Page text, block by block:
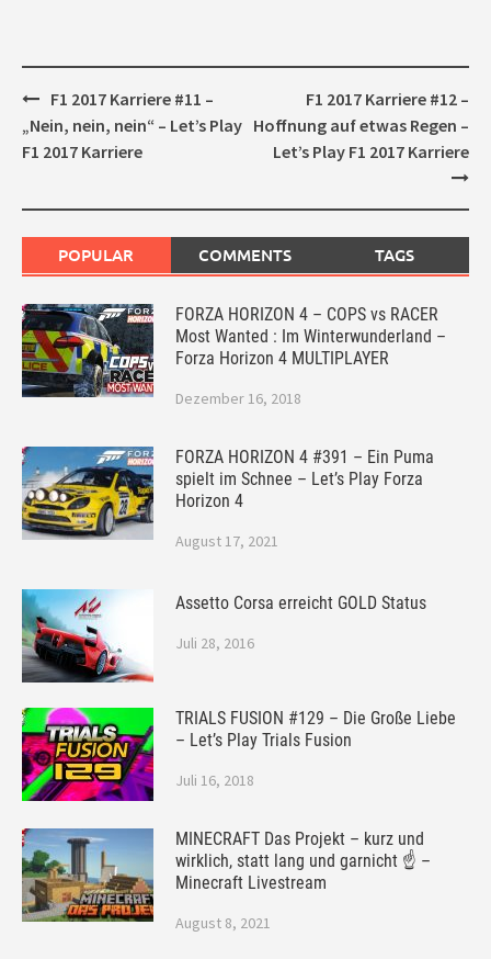
Post
navigation
F1 2017 Karriere #11 –
„Nein, nein, nein“ – Let’s Play
F1 2017 Karriere
F1 2017 Karriere #12 –
Hoffnung auf etwas Regen –
Let’s Play F1 2017 Karriere
POPULAR COMMENTS TAGS
FORZA HORIZON 4 – COPS vs RACER
Most Wanted : Im Winterwunderland –
Forza Horizon 4 MULTIPLAYER
Dezember 16, 2018
FORZA HORIZON 4 #391 – Ein Puma
spielt im Schnee – Let’s Play Forza
Horizon 4
August 17, 2021
Assetto Corsa erreicht GOLD Status
Juli 28, 2016
TRIALS FUSION #129 – Die Große Liebe
– Let’s Play Trials Fusion
Juli 16, 2018
MINECRAFT Das Projekt – kurz und
wirklich, statt lang und garnicht ☝ –
Minecraft Livestream
August 8, 2021